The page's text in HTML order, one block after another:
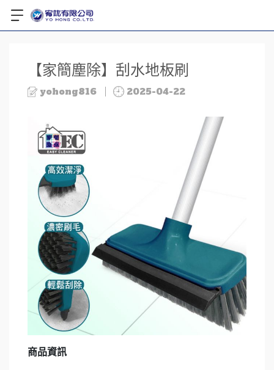
【家簡塵除】刮水地板刷
yohong816 2025-04-22
商品資訊